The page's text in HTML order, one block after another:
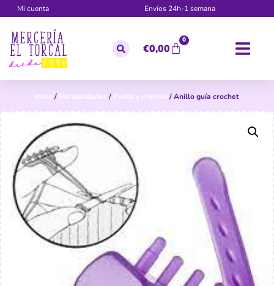
Mi cuenta Envíos 24h-1 semana
€0,00
0
Inicio / Manualidades / Punto y crochet / Anillo guía crochet